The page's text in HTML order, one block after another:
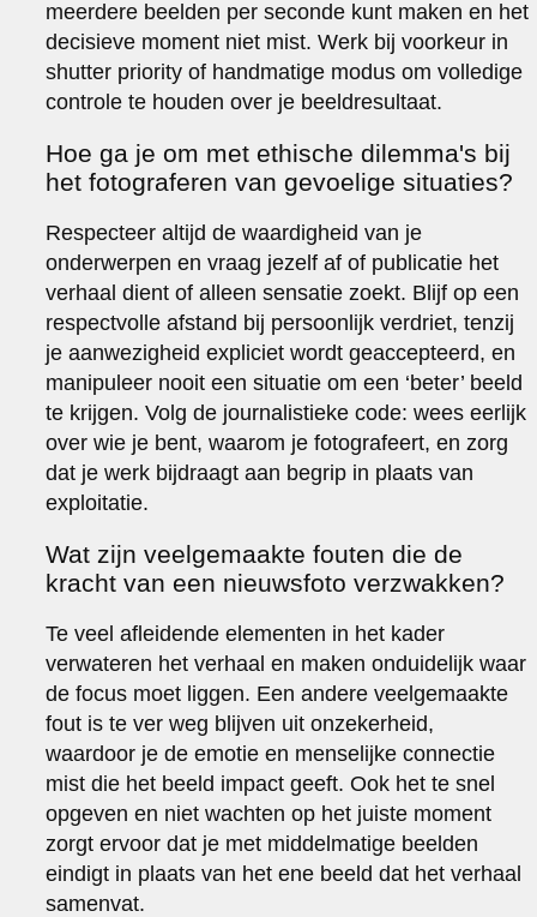
meerdere beelden per seconde kunt maken en het
decisieve moment niet mist. Werk bij voorkeur in
shutter priority of handmatige modus om volledige
controle te houden over je beeldresultaat.
Hoe ga je om met ethische dilemma's bij
het fotograferen van gevoelige situaties?
Respecteer altijd de waardigheid van je
onderwerpen en vraag jezelf af of publicatie het
verhaal dient of alleen sensatie zoekt. Blijf op een
respectvolle afstand bij persoonlijk verdriet, tenzij
je aanwezigheid expliciet wordt geaccepteerd, en
manipuleer nooit een situatie om een ‘beter’ beeld
te krijgen. Volg de journalistieke code: wees eerlijk
over wie je bent, waarom je fotografeert, en zorg
dat je werk bijdraagt aan begrip in plaats van
exploitatie.
Wat zijn veelgemaakte fouten die de
kracht van een nieuwsfoto verzwakken?
Te veel afleidende elementen in het kader
verwateren het verhaal en maken onduidelijk waar
de focus moet liggen. Een andere veelgemaakte
fout is te ver weg blijven uit onzekerheid,
waardoor je de emotie en menselijke connectie
mist die het beeld impact geeft. Ook het te snel
opgeven en niet wachten op het juiste moment
zorgt ervoor dat je met middelmatige beelden
eindigt in plaats van het ene beeld dat het verhaal
samenvat.